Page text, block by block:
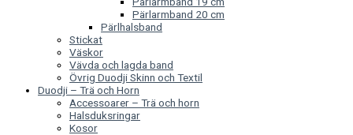
Pärlarmband 20 cm
Pärlhalsband
Stickat
Väskor
Vävda och lagda band
Övrig Duodji Skinn och Textil
Duodji – Trä och Horn
Accessoarer – Trä och horn
Halsduksringar
Kosor